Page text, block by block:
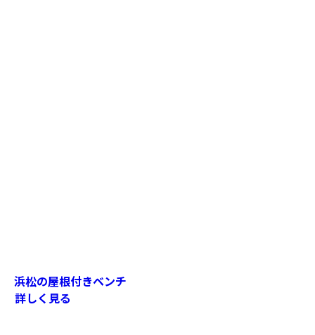
浜松の屋根付きベンチ
詳しく見る